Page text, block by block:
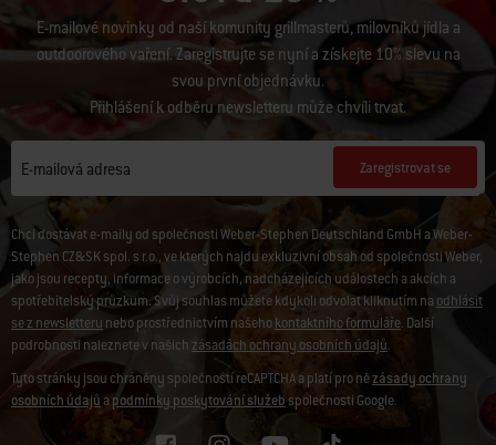
E-mailové novinky od naší komunity grillmasterů, milovníků jídla a
outdoorového vaření. Zaregistrujte se nyní a získejte 10% slevu na
svou první objednávku.
Přihlášení k odběru newsletteru může chvíli trvat.
E-mailová adresa Zaregistrovat se
Chci dostávat e-maily od společnosti Weber-Stephen Deutschland GmbH a Weber-
Stephen CZ&SK spol. s r.o., ve kterých najdu exkluzivní obsah od společnosti Weber,
jako jsou recepty, informace o výrobcích, nadcházejících událostech a akcích a
spotřebitelský průzkum. Svůj souhlas můžete kdykoli odvolat kliknutím na odhlásit
se z newsletteru nebo prostřednictvím našehokontaktního formuláře. Další
podrobnosti naleznete v našich zásadách ochrany osobních údajů.
Tyto stránky jsou chráněny společností reCAPTCHA a platí pro nězásady ochrany
osobních údajů apodmínky poskytování služebspolečnosti Google.